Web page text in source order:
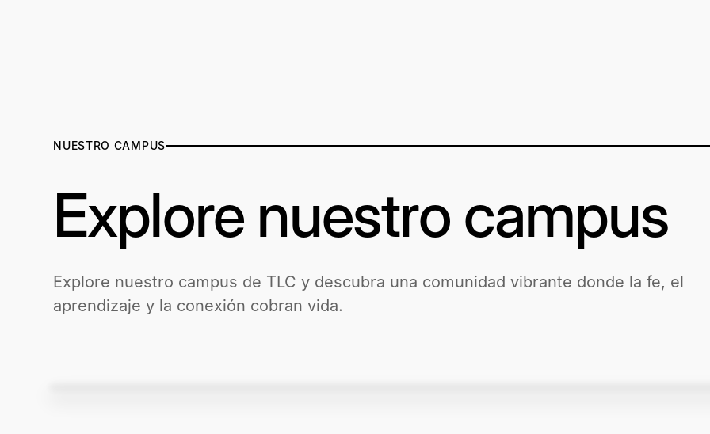
NUESTRO CAMPUS
Explore nuestro campus
Explore nuestro campus de TLC y descubra una comunidad vibrante donde la fe, el
aprendizaje y la conexión cobran vida.